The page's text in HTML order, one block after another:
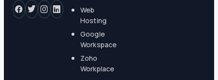
Web
Hosting
Google
Workspace
Zoho
Workplace